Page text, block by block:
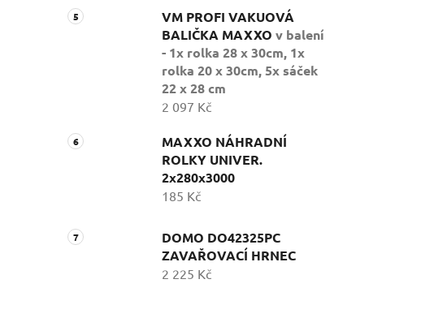
VM PROFI VAKUOVÁ
BALIČKA MAXXO v balení
- 1x rolka 28 x 30cm, 1x
rolka 20 x 30cm, 5x sáček
22 x 28 cm
2 097 Kč
MAXXO NÁHRADNÍ
ROLKY UNIVER.
2x280x3000
185 Kč
DOMO DO42325PC
ZAVAŘOVACÍ HRNEC
2 225 Kč